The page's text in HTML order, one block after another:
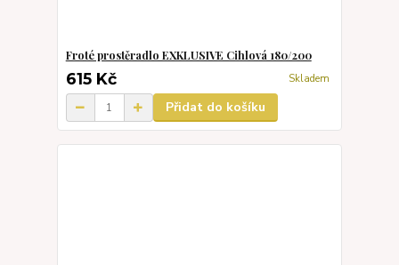
Froté prostěradlo EXKLUSIVE Cihlová 180/200
615 Kč Skladem
Přidat do košíku